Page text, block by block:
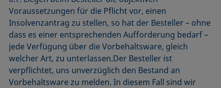
Voraussetzungen für die Pflicht vor, einen
Insolvenzantrag zu stellen, so hat der Besteller – ohne
dass es einer entsprechenden Aufforderung bedarf –
jede Verfügung über die Vorbehaltsware, gleich
welcher Art, zu unterlassen.Der Besteller ist
verpflichtet, uns unverzüglich den Bestand an
Vorbehaltsware zu melden. In diesem Fall sind wir